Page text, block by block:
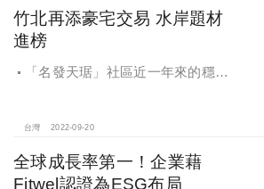
竹北再添豪宅交易 水岸題材
進榜
「名發天琚」社區近一年來的穩健
確。
台灣 2022-09-20
全球成長率第一！企業藉
Fitwel認證為ESG布局